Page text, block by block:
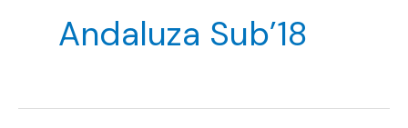
Andaluza Sub’18